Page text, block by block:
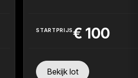
STARTPRIJS€ 100
Bekijk lot